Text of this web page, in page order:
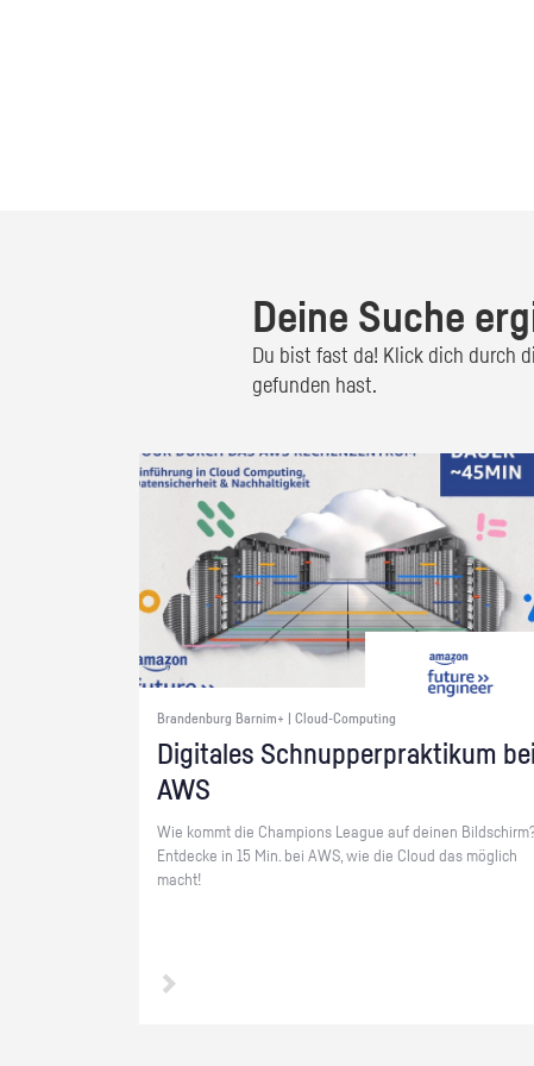
Deine Suche
Du bist fast da! Klick dich durch
gefunden hast.
Brandenburg Barnim+ | Cloud-Computing
Di­gi­ta­les Schnup­per­prak­ti­kum bei
AWS
Wie kommt die Cham­pi­ons Le­ague auf dei­nen
Ent­de­cke in 15 Min. bei AWS, wie die Cloud das mög­lich
macht!